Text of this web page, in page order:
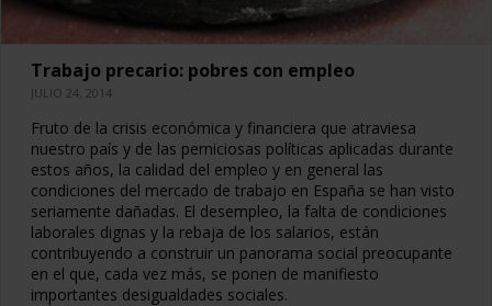
Trabajo precario: pobres con empleo
JULIO 24, 2014
Fruto de la crisis económica y financiera que atraviesa
nuestro país y de las perniciosas políticas aplicadas durante
estos años, la calidad del empleo y en general las
condiciones del mercado de trabajo en España se han visto
seriamente dañadas. El desempleo, la falta de condiciones
laborales dignas y la rebaja de los salarios, están
contribuyendo a construir un panorama social preocupante
en el que, cada vez más, se ponen de manifiesto
importantes desigualdades sociales.